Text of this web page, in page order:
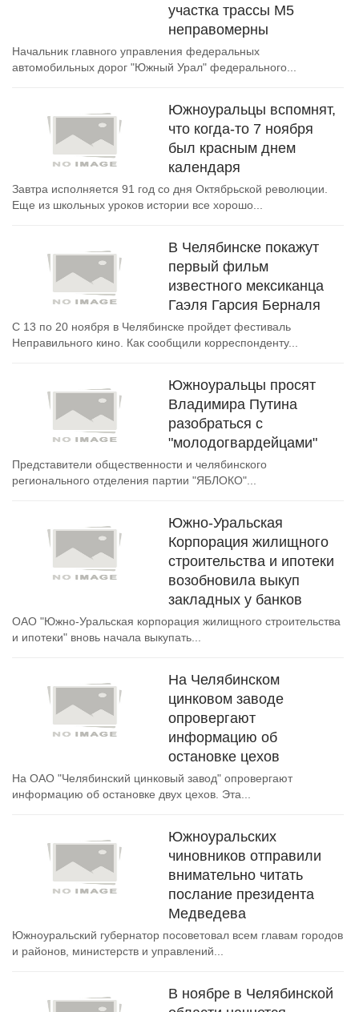
участка трассы М5
неправомерны
Начальник главного управления федеральных
автомобильных дорог "Южный Урал" федерального...
Южноуральцы вспомнят,
что когда-то 7 ноября
был красным днем
календаря
Завтра исполняется 91 год со дня Октябрьской революции.
Еще из школьных уроков истории все хорошо...
В Челябинске покажут
первый фильм
известного мексиканца
Гаэля Гарсия Берналя
С 13 по 20 ноября в Челябинске пройдет фестиваль
Неправильного кино. Как сообщили корреспонденту...
Южноуральцы просят
Владимира Путина
разобраться с
"молодогвардейцами"
Представители общественности и челябинского
регионального отделения партии "ЯБЛОКО"...
Южно-Уральская
Корпорация жилищного
строительства и ипотеки
возобновила выкуп
закладных у банков
ОАО "Южно-Уральская корпорация жилищного строительства
и ипотеки" вновь начала выкупать...
На Челябинском
цинковом заводе
опровергают
информацию об
остановке цехов
На ОАО "Челябинский цинковый завод" опровергают
информацию об остановке двух цехов. Эта...
Южноуральских
чиновников отправили
внимательно читать
послание президента
Медведева
Южноуральский губернатор посоветовал всем главам городов
и районов, министерств и управлений...
В ноябре в Челябинской